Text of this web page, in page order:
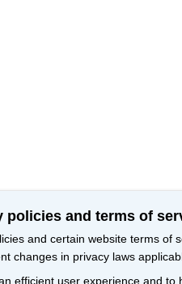
policies and terms of
and certain website terms of
changes in privacy laws
efficient user experience and